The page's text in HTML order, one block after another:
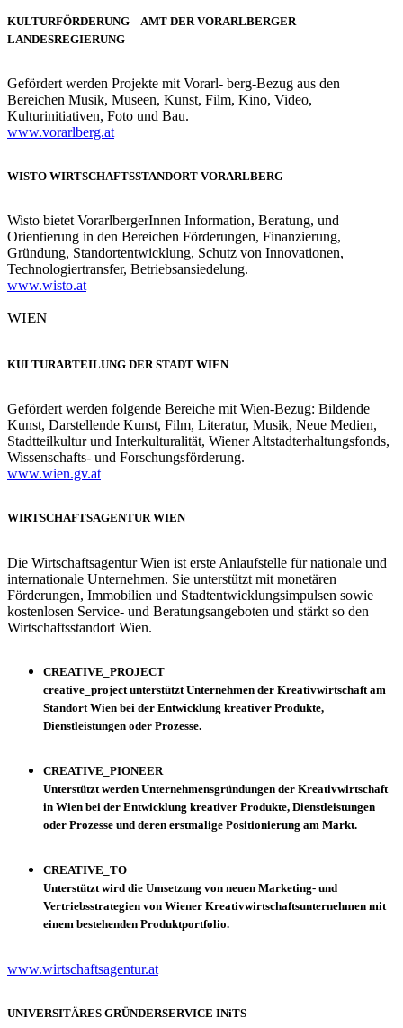
KULTURFÖRDERUNG – AMT DER VORARLBERGER
LANDESREGIERUNG
Gefördert werden Projekte mit Vorarl- berg-Bezug aus den
Bereichen Musik, Museen, Kunst, Film, Kino, Video,
Kulturinitiativen, Foto und Bau.
www.vorarlberg.at
WISTO WIRTSCHAFTSSTANDORT VORARLBERG
Wisto bietet VorarlbergerInnen Information, Beratung, und
Orientierung in den Bereichen Förderungen, Finanzierung,
Gründung, Standortentwicklung, Schutz von Innovationen,
Technologiertransfer, Betriebsansiedelung.
www.wisto.at
WIEN
KULTURABTEILUNG DER STADT WIEN
Gefördert werden folgende Bereiche mit Wien-Bezug: Bildende
Kunst, Darstellende Kunst, Film, Literatur, Musik, Neue Medien,
Stadtteilkultur und Interkulturalität, Wiener Altstadterhaltungsfonds,
Wissenschafts- und Forschungsförderung.
www.wien.gv.at
WIRTSCHAFTSAGENTUR WIEN
Die Wirtschaftsagentur Wien ist erste Anlaufstelle für nationale und
internationale Unternehmen. Sie unterstützt mit monetären
Förderungen, Immobilien und Stadtentwicklungsimpulsen sowie
kostenlosen Service- und Beratungsangeboten und stärkt so den
Wirtschaftsstandort Wien.
CREATIVE_PROJECT
creative_project unterstützt Unternehmen der Kreativwirtschaft am
Standort Wien bei der Entwicklung kreativer Produkte,
Dienstleistungen oder Prozesse.
CREATIVE_PIONEER
Unterstützt werden Unternehmensgründungen der Kreativwirtschaft
in Wien bei der Entwicklung kreativer Produkte, Dienstleistungen
oder Prozesse und deren erstmalige Positionierung am Markt.
CREATIVE_TO
Unterstützt wird die Umsetzung von neuen Marketing- und
Vertriebsstrategien von Wiener Kreativwirtschaftsunternehmen mit
einem bestehenden Produktportfolio.
www.wirtschaftsagentur.at
UNIVERSITÄRES GRÜNDERSERVICE INiTS